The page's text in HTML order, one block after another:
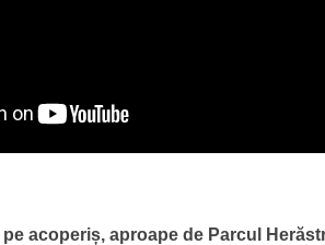
acoperiș, aproape de Parcul